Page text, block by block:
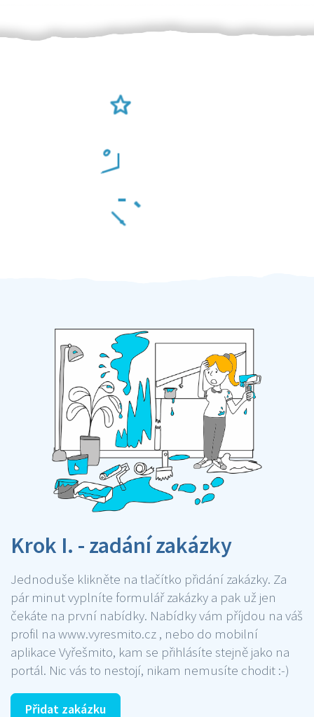
Krok I. - zadání zakázky
Jednoduše klikněte na tlačítko přidání zakázky. Za
pár minut vyplníte formulář zakázky a pak už jen
čekáte na první nabídky. Nabídky vám příjdou na váš
profil na www.vyresmito.cz , nebo do mobilní
aplikace Vyřešmito, kam se přihlásíte stejně jako na
portál. Nic vás to nestojí, nikam nemusíte chodit :-)
Přidat zakázku